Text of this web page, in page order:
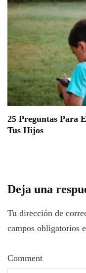
25 Preguntas Para
Tus Hijos
Deja una
Tu dirección de
campos obligatorios
Comment